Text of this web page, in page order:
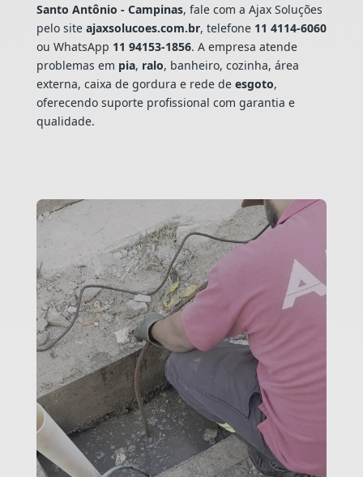
Santo Antônio - Campinas, fale com a Ajax Soluções
pelo site ajaxsolucoes.com.br, telefone 11 4114-6060
ou WhatsApp 11 94153-1856. A empresa atende
problemas em pia, ralo, banheiro, cozinha, área
externa, caixa de gordura e rede de esgoto,
oferecendo suporte profissional com garantia e
qualidade.